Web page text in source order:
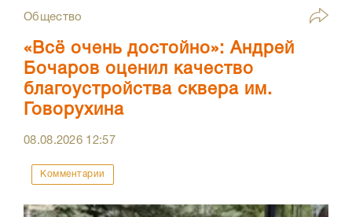
Общество
«Всё очень достойно»: Андрей
Бочаров оценил качество
благоустройства сквера им.
Говорухина
08.08.2026 12:57
Комментарии